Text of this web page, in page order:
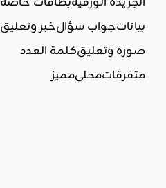
بياناتجواب سؤالخبر وتعليق
صورة وتعليقكلمة العدد
متفرقاتمحليمميز